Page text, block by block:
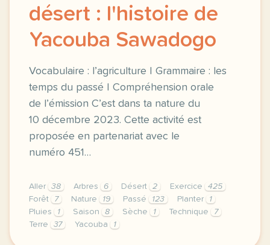
désert : l'histoire de
Yacouba Sawadogo
Vocabulaire : l’agriculture | Grammaire : les
temps du passé | Compréhension orale
de l’émission C’est dans ta nature du
10 décembre 2023. Cette activité est
proposée en partenariat avec le
numéro 451…
Aller 38 Arbres 6 Désert 2 Exercice
425
Forêt
7 Nature 19 Passé 123 Planter
1
Pluies
1 Saison 8 Sèche 1 Technique
7
Terre
37 Yacouba 1
exercice b2 une foret dans le desert l histoire de